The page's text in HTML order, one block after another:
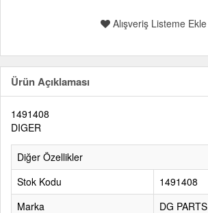
Alışveriş Listeme Ekle
Ürün Açıklaması
1491408
DIGER
Diğer Özellikler
Stok Kodu
1491408
Marka
DG PARTS